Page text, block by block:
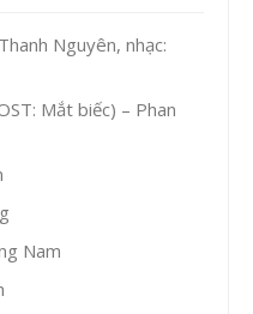
Nguyên, nhạc:
Mắt biếc) – Phan
Nam